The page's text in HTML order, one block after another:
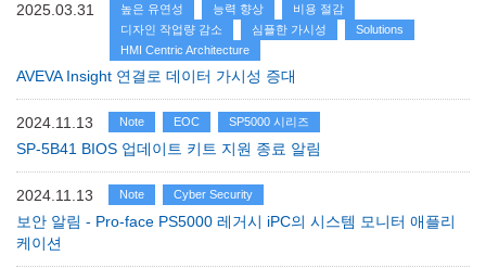
2025.03.31 높은 유연성 능력 향상
비용 절감
디자인 작업량 감소
심플한 가시성
Solutions
HMI Centric Architecture
AVEVA Insight 연결로 데이터 가시성 증대
2024.11.13 Note EOC SP5000 시리즈
SP-5B41 BIOS 업데이트 키트 지원 종료 알림
2024.11.13 Note Cyber Security
보안 알림 - Pro-face PS5000 레거시 iPC의 시스템 모니터 애플리
케이션